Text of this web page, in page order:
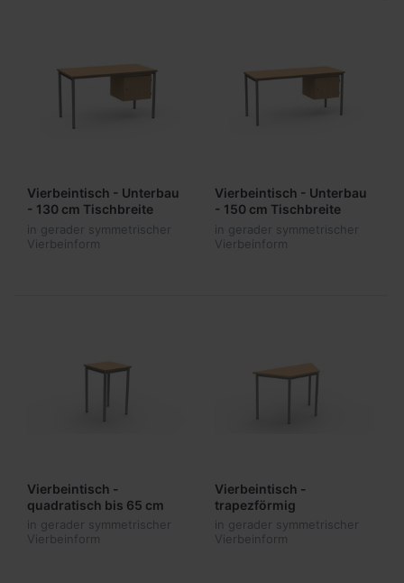
Vierbeintisch - Unterbau
- 130 cm Tischbreite
in gerader symmetrischer
Vierbeinform
Vierbeintisch - Unterbau
- 150 cm Tischbreite
in gerader symmetrischer
Vierbeinform
Vierbeintisch -
quadratisch bis 65 cm
Plattenbreite
in gerader symmetrischer
Vierbeinform
Vierbeintisch -
trapezförmig
in gerader symmetrischer
Vierbeinform